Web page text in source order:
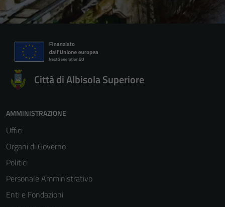
Città di Albisola Superiore
AMMINISTRAZIONE
Uffici
Organi di Governo
Politici
Personale Amministrativo
Enti e Fondazioni